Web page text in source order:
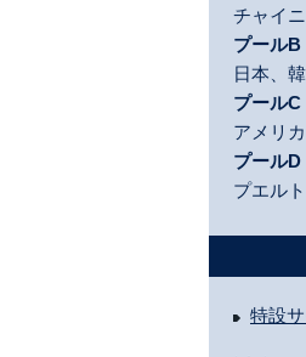
チャイ
プールB
日本、
プールC
アメリ
プールD
プエル
特設